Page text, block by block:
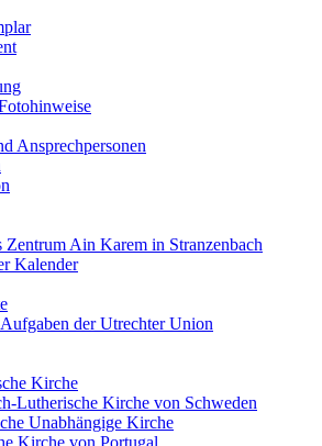
Ansprechpersonen
Zentrum Ain Karem in Stranzenbach
Kalender
der Utrechter Union
Kirche
Lutherische Kirche von Schweden
Unabhängige Kirche
Kirche von Portugal